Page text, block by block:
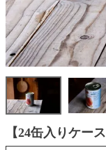
【24缶入りケー